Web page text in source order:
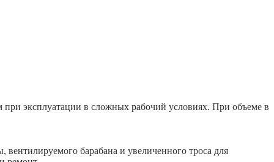
эксплуатации в сложных рабочий условиях. При объеме в
барабана и увеличенного троса для